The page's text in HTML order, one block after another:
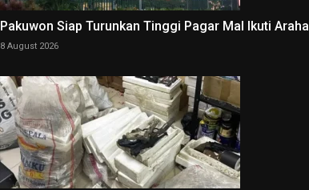
Pakuwon Siap Turunkan Tinggi Pagar Mal Ikuti
8 August 2026